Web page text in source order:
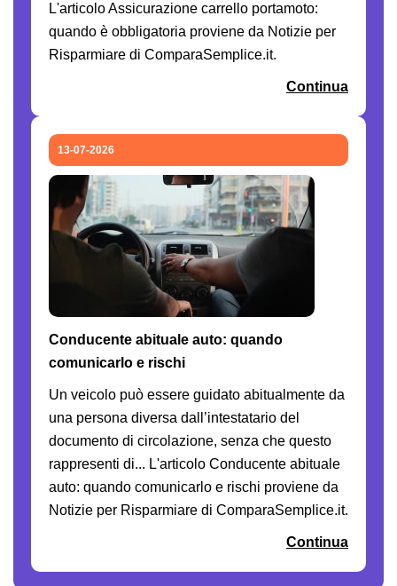
L'articolo Assicurazione carrello portamoto:
quando è obbligatoria proviene da Notizie per
Risparmiare di ComparaSemplice.it.
Continua
13-07-2026
Conducente abituale auto: quando
comunicarlo e rischi
Un veicolo può essere guidato abitualmente da
una persona diversa dall’intestatario del
documento di circolazione, senza che questo
rappresenti di... L'articolo Conducente abituale
auto: quando comunicarlo e rischi proviene da
Notizie per Risparmiare di ComparaSemplice.it.
Continua